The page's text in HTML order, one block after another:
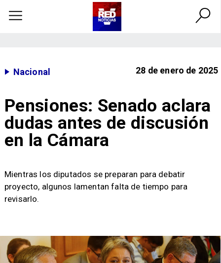
Nacional 28 de enero de 2025
Pensiones: Senado aclara
dudas antes de discusión
en la Cámara
Mientras los diputados se preparan para debatir
proyecto, algunos lamentan falta de tiempo para
revisarlo.